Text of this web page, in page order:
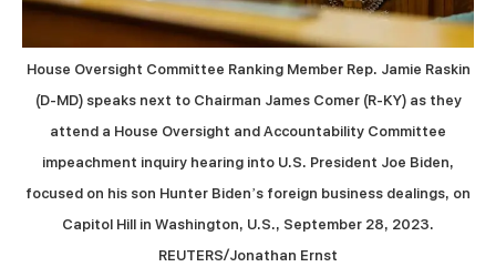
House Oversight Committee Ranking Member Rep. Jamie Raskin
(D-MD) speaks next to Chairman James Comer (R-KY) as they
attend a House Oversight and Accountability Committee
impeachment inquiry hearing into U.S. President Joe Biden,
focused on his son Hunter Biden’s foreign business dealings, on
Capitol Hill in Washington, U.S., September 28, 2023.
REUTERS/Jonathan Ernst